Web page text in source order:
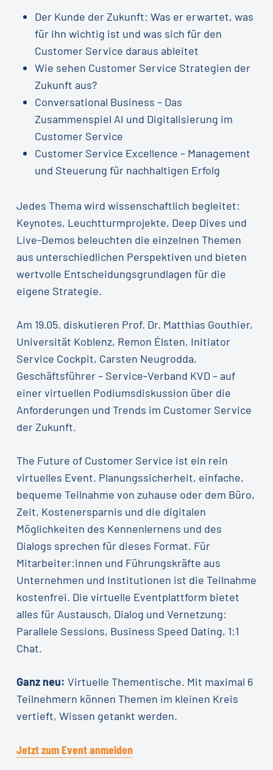
Der Kunde der Zukunft: Was er erwartet, was
für ihn wichtig ist und was sich für den
Customer Service daraus ableitet
Wie sehen Customer Service Strategien der
Zukunft aus?
Conversational Business – Das
Zusammenspiel AI und Digitalisierung im
Customer Service
Customer Service Excellence – Management
und Steuerung für nachhaltigen Erfolg
Jedes Thema wird wissenschaftlich begleitet:
Keynotes, Leuchtturmprojekte, Deep Dives und
Live-Demos beleuchten die einzelnen Themen
aus unterschiedlichen Perspektiven und bieten
wertvolle Entscheidungsgrundlagen für die
eigene Strategie.
Am 19.05. diskutieren Prof. Dr. Matthias Gouthier,
Universität Koblenz, Remon Élsten, Initiator
Service Cockpit, Carsten Neugrodda,
Geschäftsführer – Service-Verband KVD – auf
einer virtuellen Podiumsdiskussion über die
Anforderungen und Trends im Customer Service
der Zukunft.
The Future of Customer Service ist ein rein
virtuelles Event. Planungssicherheit, einfache,
bequeme Teilnahme von zuhause oder dem Büro,
Zeit, Kostenersparnis und die digitalen
Möglichkeiten des Kennenlernens und des
Dialogs sprechen für dieses Format. Für
Mitarbeiter:innen und Führungskräfte aus
Unternehmen und Institutionen ist die Teilnahme
kostenfrei. Die virtuelle Eventplattform bietet
alles für Austausch, Dialog und Vernetzung:
Parallele Sessions, Business Speed Dating, 1:1
Chat.
Ganz neu: Virtuelle Thementische. Mit maximal 6
Teilnehmern können Themen im kleinen Kreis
vertieft, Wissen getankt werden.
Jetzt zum Event anmelden